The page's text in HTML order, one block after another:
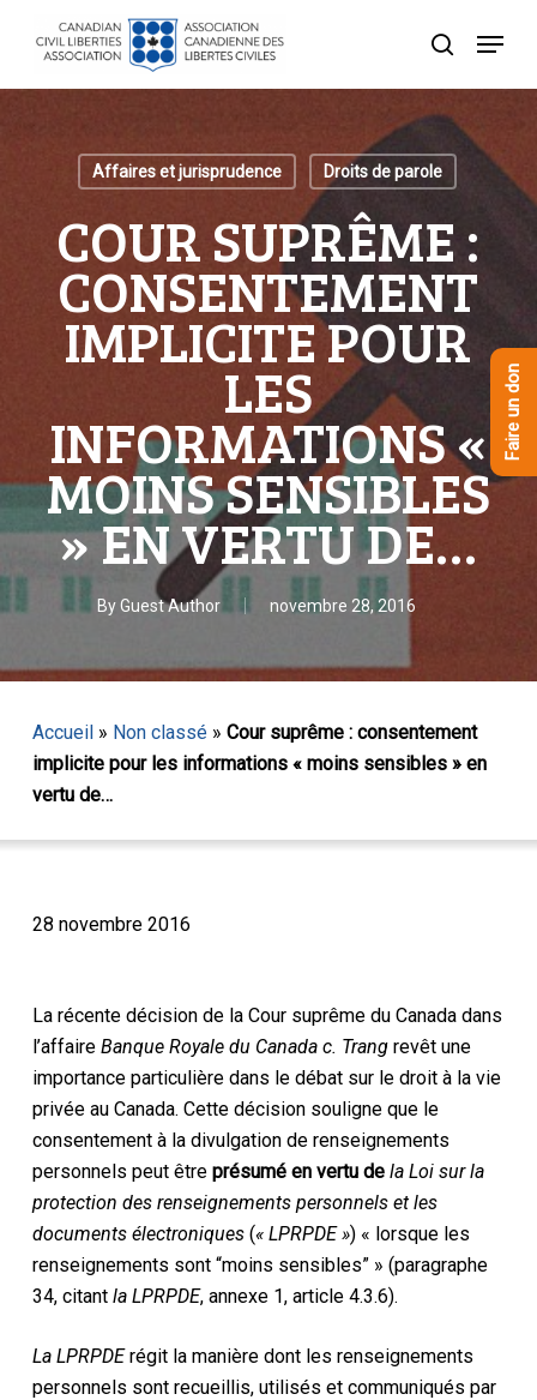
recherche
Menu
Affaires et jurisprudence Droits de parole
COUR SUPRÊME :
CONSENTEMENT
IMPLICITE POUR
LES
INFORMATIONS «
MOINS SENSIBLES
» EN VERTU DE…
ByGuest Author novembre 28, 2016
Accueil» Non classé» Cour suprême : consentement
implicite pour les informations « moins sensibles » en
vertu de…
28 novembre 2016
La récente décision de la Cour suprême du Canada dans
l’affaire Banque Royale du Canada c. Trangrevêt une
importance particulière dans le débat sur le droit à la vie
privée au Canada. Cette décision souligne que le
consentement à la divulgation de renseignements
personnels peut être présumé en vertu de la Loi sur la
protection des renseignements personnels et les
documents électroniques(« LPRPDE ») « lorsque les
renseignements sont “moins sensibles” » (paragraphe
34, citant la LPRPDE, annexe 1, article 4.3.6).
La LPRPDErégit la manière dont les renseignements
personnels sont recueillis, utilisés et communiqués par
Faire un don